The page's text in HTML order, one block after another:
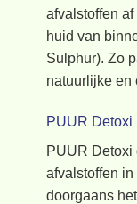
afvalstoffen
huid van
Sulphur). Zo
natuurlijke en
PUUR Detoxi
PUUR Detoxi
afvalstoffen
doorgaans